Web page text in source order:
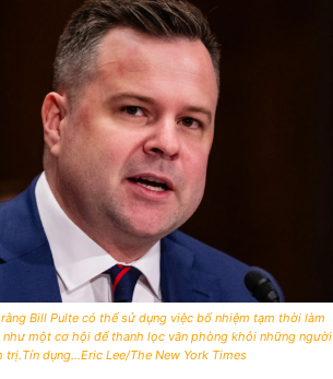
Bill Pulte có thể sử dụng việc bổ nhiệm tạm thời làm
một cơ hội để thanh lọc văn phòng khỏi những người
dụng...Eric Lee/The New York Times